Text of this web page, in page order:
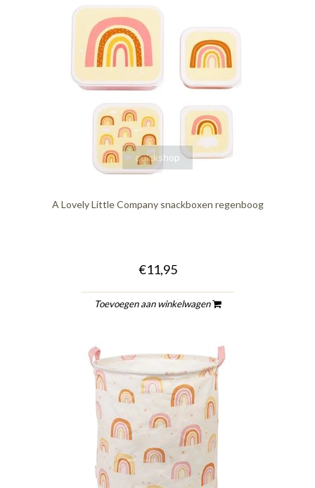
quickshop
A Lovely Little Company snackboxen regenboog
€11,95
Toevoegen aan winkelwagen